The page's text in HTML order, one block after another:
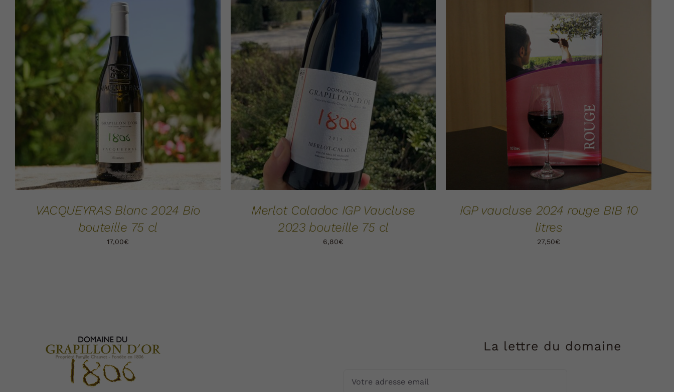
AJOUTER AU PANIER / DÉTAILS
VACQUEYRAS Blanc 2024 Bio
bouteille 75 cl
17,00€
AJOUTER AU PANIER DÉTAILS
Merlot Caladoc IGP Vaucluse
2023 bouteille 75 cl
6,80€
AJOUTER AU PANIER
IGP vaucluse 2024 rouge BIB 10
litres
27,50€
La lettre du domaine